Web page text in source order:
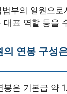
부의 일원으로
대표 역할 등을
연봉 구성
봉은 기본급 약